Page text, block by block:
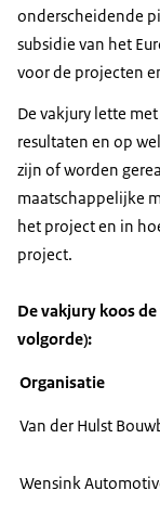
onderscheidende
subsidie van het
voor de projecten
De vakjury lette
resultaten en op
zijn of worden
maatschappelijke
het project en in
project.
De vakjury koos
volgorde):
Organisatie
Van der Hulst
Wensink